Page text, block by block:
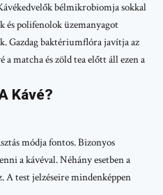
bélmikrobiomja sokkal
és polifenolok üzemanyagot
Gazdag baktériumflóra javítja az
a matcha és zöld tea előtt áll ezen a
Kávé?
módja fontos. Bizonyos
a kávéval. Néhány esetben a
A test jelzéseire mindenképpen